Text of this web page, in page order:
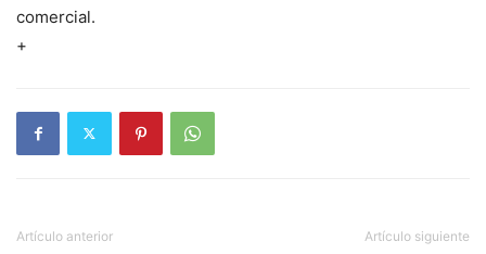
comercial.
+
Artículo anterior Artículo siguiente